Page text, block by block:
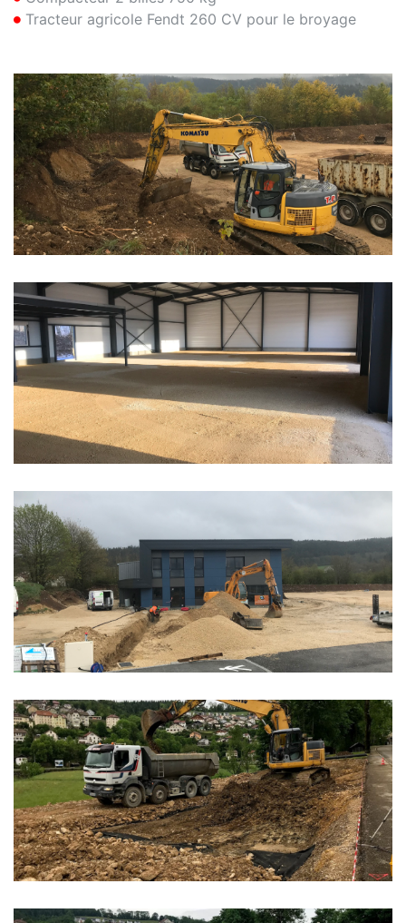
Tracteur agricole Fendt 260 CV pour le broyage